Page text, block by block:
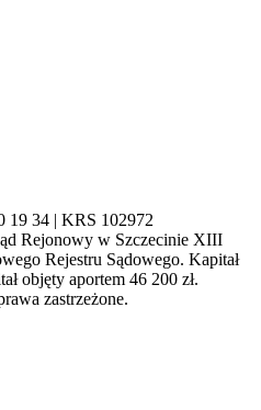
19 34 | KRS 102972
Rejonowy w Szczecinie XIII
Rejestru Sądowego. Kapitał
objęty aportem 46 200 zł.
zastrzeżone.